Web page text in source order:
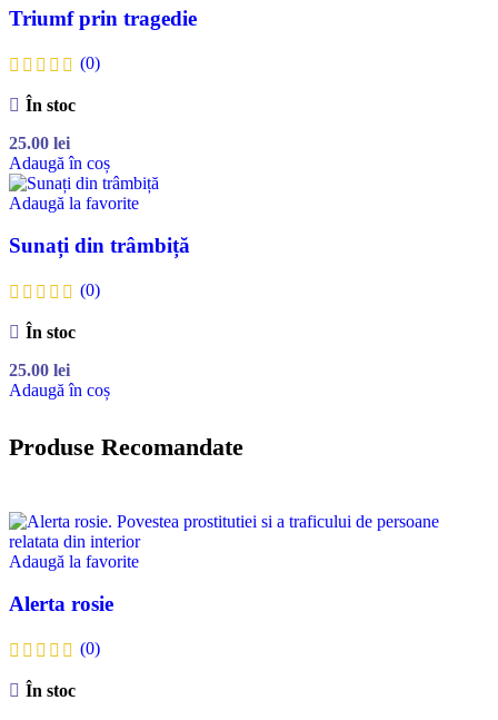
Triumf prin tragedie
(0)
În stoc
25.00 lei
Adaugă în coș
Adaugă la favorite
Sunați din trâmbiță
(0)
În stoc
25.00 lei
Adaugă în coș
Produse Recomandate
Adaugă la favorite
Alerta rosie
(0)
În stoc